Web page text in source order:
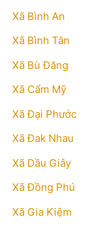
Xã Bình An
Xã Bình Tân
Xã Bù Đăng
Xã Cẩm Mỹ
Xã Đại Phước
Xã Đak Nhau
Xã Dầu Giây
Xã Đồng Phú
Xã Gia Kiệm